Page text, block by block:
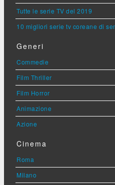
Tutte le serie TV del 2019
10 migliori serie tv coreane di
Generi
Commedie
Film Thriller
Film Horror
Animazione
Azione
Cinema
Roma
Milano